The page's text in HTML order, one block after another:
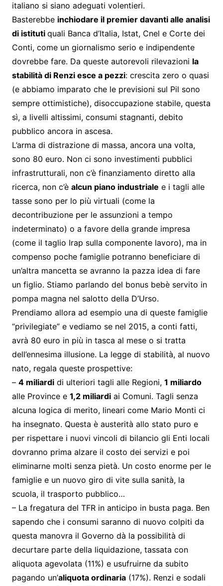
italiano si siano adeguati volentieri.
Basterebbe inchiodare il premier davanti alle analisi
di istituti quali Banca d’Italia, Istat, Cnel e Corte dei
Conti, come un giornalismo serio e indipendente
dovrebbe fare. Da queste autorevoli rilevazioni la
stabilità di Renzi esce a pezzi: crescita zero o quasi
(e abbiamo imparato che le previsioni sul Pil sono
sempre ottimistiche), disoccupazione stabile, questa
sì, a livelli altissimi, consumi stagnanti, debito
pubblico ancora in ascesa.
L’arma di distrazione di massa, ancora una volta,
sono 80 euro. Non ci sono investimenti pubblici
infrastrutturali, non c’è finanziamento diretto alla
ricerca, non c’è alcun piano industriale e i tagli alle
tasse sono per lo più virtuali (come la
decontribuzione per le assunzioni a tempo
indeterminato) o a favore della grande impresa
(come il taglio Irap sulla componente lavoro), ma in
compenso poche famiglie potranno beneficiare di
un’altra mancetta se avranno la pazza idea di fare
un figlio. Stiamo parlando del bonus bebè servito in
pompa magna nel salotto della D’Urso.
Prendiamo allora ad esempio una di queste famiglie
“privilegiate” e vediamo se nel 2015, a conti fatti,
avrà 80 euro in più in tasca al mese o si tratta
dell’ennesima illusione. La legge di stabilità, al nuovo
nato, regala queste prospettive:
– 4 miliardidi ulteriori tagli alle Regioni, 1 miliardo
alle Province e 1,2 miliardiai Comuni. Tagli senza
alcuna logica di merito, lineari come Mario Monti ci
ha insegnato. Questa è austerità allo stato puro e
per rispettare i nuovi vincoli di bilancio gli Enti locali
dovranno prima alzare il costo dei servizi e poi
eliminarne molti senza pietà. Un costo enorme per le
famiglie e un nuovo giro di vite sulla sanità, la
scuola, il trasporto pubblico…
– La fregatura del TFR in anticipo in busta paga. Ben
sapendo che i consumi saranno di nuovo colpiti da
questa manovra il Governo dà la possibilità di
decurtare parte della liquidazione, tassata con
aliquota agevolata (11%) e usufruirne da subito
pagando un’aliquota ordinaria(17%). Renzi e sodali